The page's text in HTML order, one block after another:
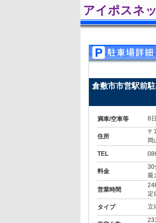
アイポスネ
倉敷市市営駅前
満車/空車等 8
住所
〒
岡
TEL
料金
30
最
営業時間
24
定
タイプ
立